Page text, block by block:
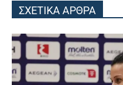
ΣΧΕΤΙΚΑ ΑΡΘΡΑ